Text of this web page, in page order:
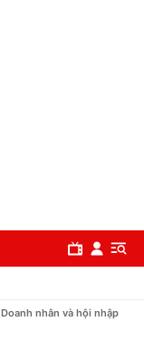
Doanh nhân và hội nhập